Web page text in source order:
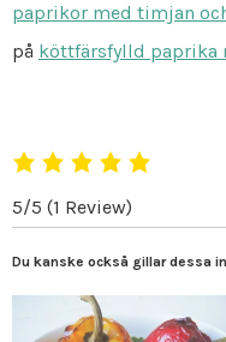
paprikor med timjan
på köttfärsfylld paprika
5/5 (1 Review)
Du kanske också gillar dessa